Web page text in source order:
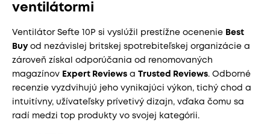
ventilátormi
Ventilátor Sefte 10P si vyslúžil prestížne ocenenie Best
Buyod nezávislej britskej spotrebiteľskej organizácie a
zároveň získal odporúčania od renomovaných
magazínov Expert Reviews a Trusted Reviews. Odborné
recenzie vyzdvihujú jeho vynikajúci výkon, tichý chod a
intuitívny, užívateľsky prívetivý dizajn, vďaka čomu sa
radí medzi top produkty vo svojej kategórii.